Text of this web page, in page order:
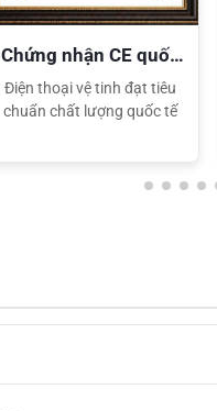
Chứng nhận CE quốc
tế
Điện thoại vệ tinh đạt tiêu
chuẩn chất lượng quốc tế